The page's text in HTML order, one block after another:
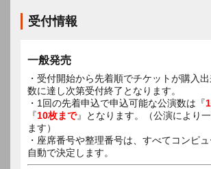
受付情報
一般発売
・受付開始から先着順でチケットが購入
数に達し次第受付終了となります。
・1回の先着申込で申込可能な公演数は『
『10枚まで』となります。（公演により
ます）
・座席番号や整理番号は、すべてコンピ
自動で決定します。